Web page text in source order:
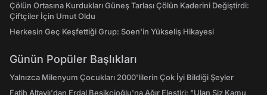
Çölün Ortasına Kurdukları Güneş Tarlası Çölün Kaderini Değiştirdi:
Çiftçiler İçin Umut Oldu
Herkesin Geç Keşfettiği Grup: Soen'in Yükseliş Hikayesi
Günün Popüler Başlıkları
Yalnızca Milenyum Çocukları 2000'lilerin Çok İyi Bildiği Şeyler
Fatih Altaylı'dan Erdal Beşikçioğlu'na Ağır Eleştiri: "Ulan Siz Kamu